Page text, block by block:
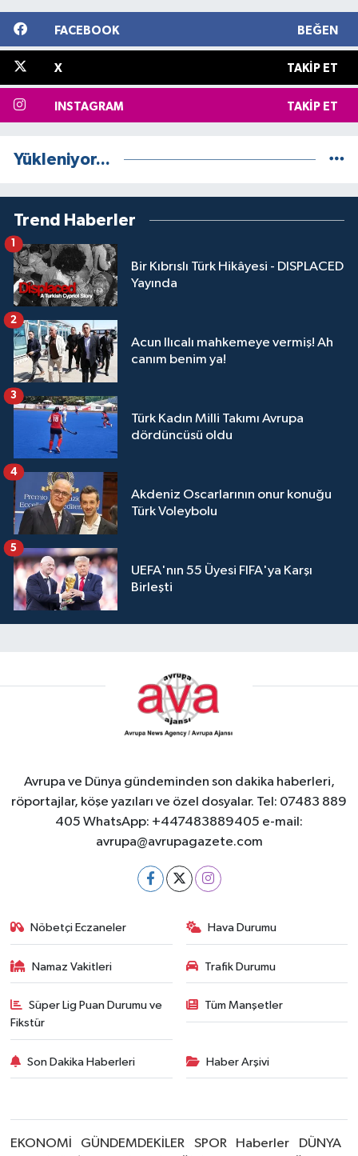
FACEBOOK BEĞEN
X TAKIP ET
INSTAGRAM TAKIP ET
Yükleniyor...
Trend Haberler
Bir Kıbrıslı Türk Hikâyesi - DISPLACED
Yayında
Acun Ilıcalı mahkemeye vermiş! Ah
canım benim ya!
2
Türk Kadın Milli Takımı Avrupa
dördüncüsü oldu
3
Akdeniz Oscarlarının onur konuğu
Türk Voleybolu
4
UEFA'nın 55 Üyesi FIFA'ya Karşı
Birleşti
5
Avrupa ve Dünya gündeminden son dakika haberleri,
röportajlar, köşe yazıları ve özel dosyalar. Tel: 07483 889
405 WhatsApp: +447483889405 e-mail:
avrupa@avrupagazete.com
Nöbetçi Eczaneler Hava Durumu
Namaz Vakitleri Trafik Durumu
Süper Lig Puan Durumu ve
Fikstür
Tüm Manşetler
Son Dakika Haberleri Haber Arşivi
EKONOMİ GÜNDEMDEKİLER SPOR Haberler DÜNYA